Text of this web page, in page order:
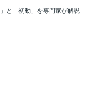
と「初動」を専門家が解説